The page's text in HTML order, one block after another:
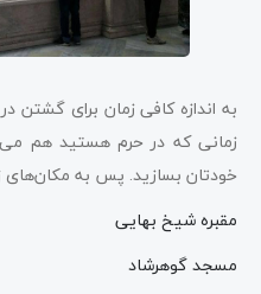
به اندازه کافی زمان برای
زمانی که در حرم هستید هم
خودتان بسازید. پس به مکان‌های
مقبره شیخ بهایی
مسجد گوهرشاد